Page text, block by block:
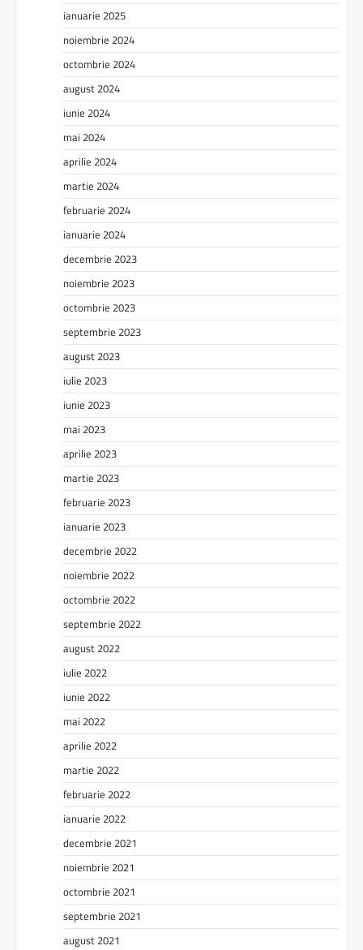
ianuarie 2025
noiembrie 2024
octombrie 2024
august 2024
iunie 2024
mai 2024
aprilie 2024
martie 2024
februarie 2024
ianuarie 2024
decembrie 2023
noiembrie 2023
octombrie 2023
septembrie 2023
august 2023
iulie 2023
iunie 2023
mai 2023
aprilie 2023
martie 2023
februarie 2023
ianuarie 2023
decembrie 2022
noiembrie 2022
octombrie 2022
septembrie 2022
august 2022
iulie 2022
iunie 2022
mai 2022
aprilie 2022
martie 2022
februarie 2022
ianuarie 2022
decembrie 2021
noiembrie 2021
octombrie 2021
septembrie 2021
august 2021